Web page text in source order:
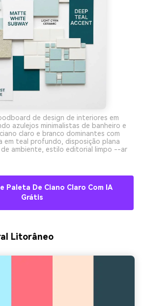
de design de interiores em
azulejos minimalistas de banheiro e
claro e branco dominantes com
em teal profundo, disposição plana
ambiente, estilo editorial limpo --ar
Paleta De Ciano Claro Com IA
Grátis
Litorâneo